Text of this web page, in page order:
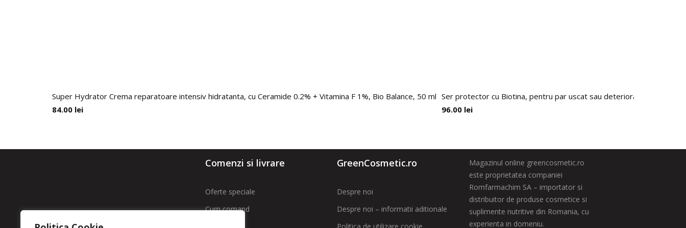
Super Hydrator Crema reparatoare intensiv hidratanta, cu Ceramide 0.2% + Vitamina F 1%, Bio Balance, 50 ml
84.00 lei
Ser protector cu Biotina, pentru par uscat sau deteriorat, Arganicare,
96.00 lei
Comenzi si livrare
Oferte speciale
Cum comand
GreenCosmetic.ro
Despre noi
Despre noi – informatii aditionale
Magazinul online greencosmetic.ro
este proprietatea companiei
Romfarmachim SA – importator si
distribuitor de produse cosmetice si
suplimente nutritive din Romania, cu
experienta in domeniu.